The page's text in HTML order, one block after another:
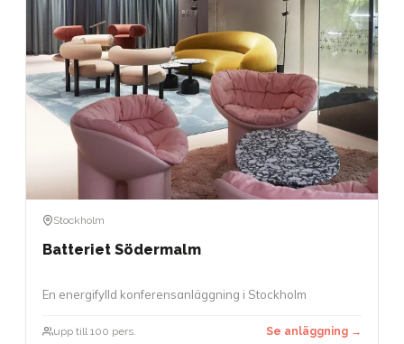
Stockholm
Batteriet Södermalm
En energifylld konferensanläggning i Stockholm
upp till 100 pers. Se anläggning →